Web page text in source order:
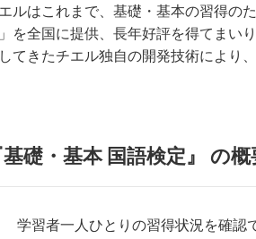
ルはこれまで、基礎・基本の習得の
を全国に提供、長年好評を得てまい
てきたチエル独自の開発技術により
基礎・基本 国語検定』 の概
習者一人ひとりの習得状況を確認で